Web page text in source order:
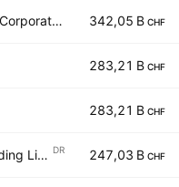
Costco Wholesale Corporation 342,05 B CHF
283,21 B CHF
283,21 B CHF
Alibaba Group Holding Limited Sponsored ADR DR 247,03 B CHF